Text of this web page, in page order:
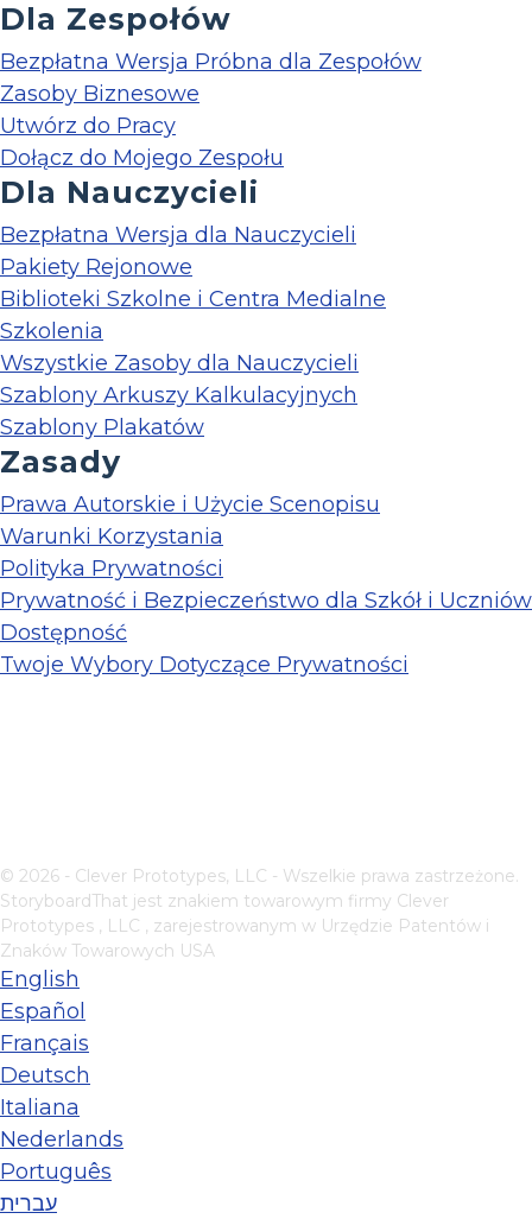
Dla Zespołów
Bezpłatna Wersja Próbna dla Zespołów
Zasoby Biznesowe
Utwórz do Pracy
Dołącz do Mojego Zespołu
Dla Nauczycieli
Bezpłatna Wersja dla Nauczycieli
Pakiety Rejonowe
Biblioteki Szkolne i Centra Medialne
Szkolenia
Wszystkie Zasoby dla Nauczycieli
Szablony Arkuszy Kalkulacyjnych
Szablony Plakatów
Zasady
Prawa Autorskie i Użycie Scenopisu
Warunki Korzystania
Polityka Prywatności
Prywatność i Bezpieczeństwo dla Szkół i Uczniów
Dostępność
Twoje Wybory Dotyczące Prywatności
© 2026 - Clever Prototypes, LLC - Wszelkie prawa zastrzeżone.
StoryboardThat jest znakiem towarowym firmy Clever
Prototypes , LLC , zarejestrowanym w Urzędzie Patentów i
Znaków Towarowych USA
English
Español
Français
Deutsch
Italiana
Nederlands
Português
עברית